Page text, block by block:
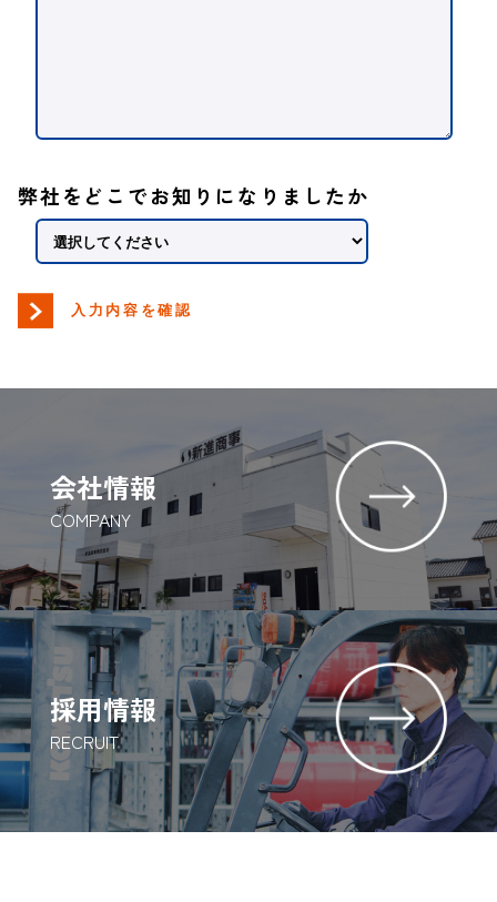
弊社をどこでお知りになりましたか
入力内容を確認
会社情報
COMPANY
採用情報
RECRUIT